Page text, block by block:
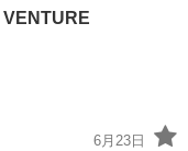
買取車両 ■ 排気
6月23日